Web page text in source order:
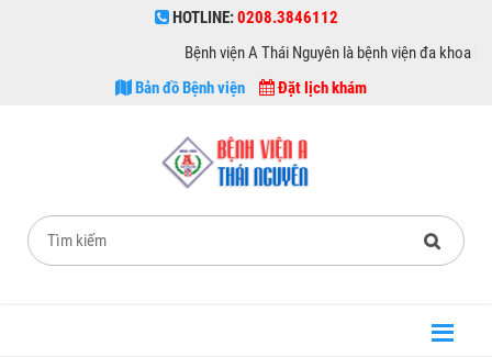
HOTLINE:0208.3846112
Bệnh viện A Thái Nguyên là bệnh viện đa khoa
Bản đồ Bệnh viện
Đặt lịch khám